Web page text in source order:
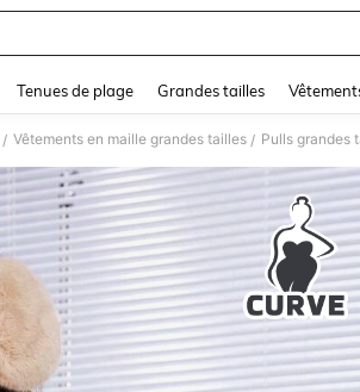
Tenues de plage Grandes tailles
/ Vêtements en maille grandes tailles / Pulls grandes